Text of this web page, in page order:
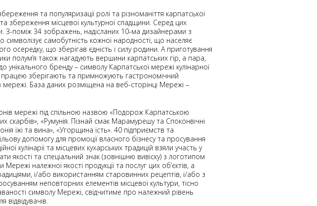
та популяризації ролі та різноманіття карпатської
збереження місцевої культурної спадщини. Серед цих
З-поміж 34 зображень, надісланих 10-ма дизайнерами з
самобутність кожної народності, що населяє
осередку, що зберігав єдність і силу родини. А приготування
полум’я також нагадують вершини карпатських гір, а пара,
бренду – символу Карпатської мережі кулінарної
зберігають та примножують гастрономічний
мережі. База даних розміщена на веб-сторінці Мережі –
мережі під спільною назвою «Подорож Карпатською
скарбів», «Румунія. Пізнай смак Марамурешу та Споконвічні
їжі та вина», «Угорщина їсть». 40 підприємств та
допомогу для промоції власного бізнесу та просування
кулінарії та місцевих кухарських традицій взяли участь у
якості та спеціальний знак (зовнішню вивіску) з логотипом
належної якості продукції та послуг цих об’єктів, а
і/або використанням старовинних рецептів, і/або з
неповторних елементів місцевої культури, тісно
символу Мережі, свідчитиме про належний рівень